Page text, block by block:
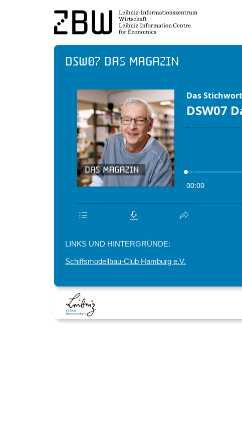
DSW07 Das Magazin
LINKS UND HINTERGRÜNDE:
Schiffsmodellbau-Club Hamburg e.V.